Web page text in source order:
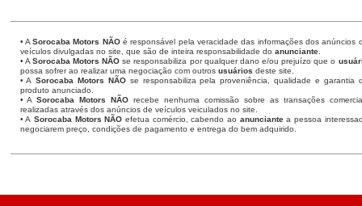
• ASorocaba Motors NÃOé responsável pela veracidade das informações dos anúncios
veículos divulgadas no site, que são de inteira responsabilidade do anunciante.
• A Sorocaba Motors NÃO se responsabiliza por qualquer dano e/ou prejuízo que o
possa sofrer ao realizar uma negociação com outros usuários deste site.
• A Sorocaba Motors NÃOse responsabiliza pela proveniência, qualidade e garantia
produto anunciado.
• ASorocaba Motors NÃO recebe nenhuma comissão sobre as transações
realizadas através dos anúncios de veículos veiculados no site.
• A Sorocaba Motors NÃO efetua comércio, cabendo ao anunciantea pessoa
negociarem preço, condições de pagamento e entrega do bem adquirido.